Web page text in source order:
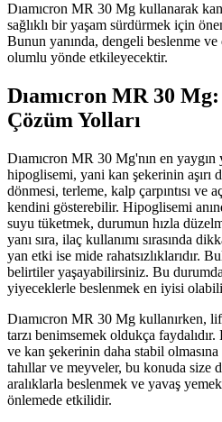
Dıamıcron MR 30 Mg kullanarak
sağlıklı bir yaşam sürdürmek için
Bunun yanında, dengeli beslenme ve
olumlu yönde etkileyecektir.
Dıamıcron MR 30
Çözüm Yolları
Dıamıcron MR 30 Mg'nın en
hipoglisemi, yani kan şekerinin aşırı
dönmesi, terleme, kalp çarpıntısı ve
kendini gösterebilir. Hipoglisemi
suyu tüketmek, durumun hızla
yanı sıra, ilaç kullanımı sırasında
yan etki ise mide rahatsızlıklarıdır.
belirtiler yaşayabilirsiniz. Bu
yiyeceklerle beslenmek en iyisi
Dıamıcron MR 30 Mg kullanırken,
tarzı benimsemek oldukça
ve kan şekerinin daha stabil
tahıllar ve meyveler, bu konuda size
aralıklarla beslenmek ve yavaş
önlemede etkilidir.